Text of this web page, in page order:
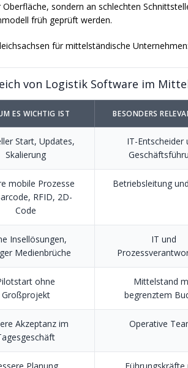
sondern an schlechten
früh geprüft werden.
für mittelständische Unternehmen:
von Logistik Software im
ES WICHTIG IST BESONDERS
Start, Updates,
Skalierung
IT-Entscheider
mobile Prozesse
RFID, 2D-
Code
Betriebsleitung
Insellösungen,
Medienbrüche
IT und
ohne
Großprojekt
Mittelstand
begrenztem
Akzeptanz im
Operative